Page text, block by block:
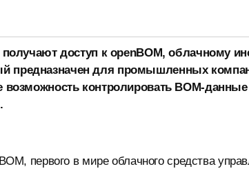
доступ к openBOM, облачному
предназначен для промышленных
возможность контролировать BOM-
первого в мире облачного средства